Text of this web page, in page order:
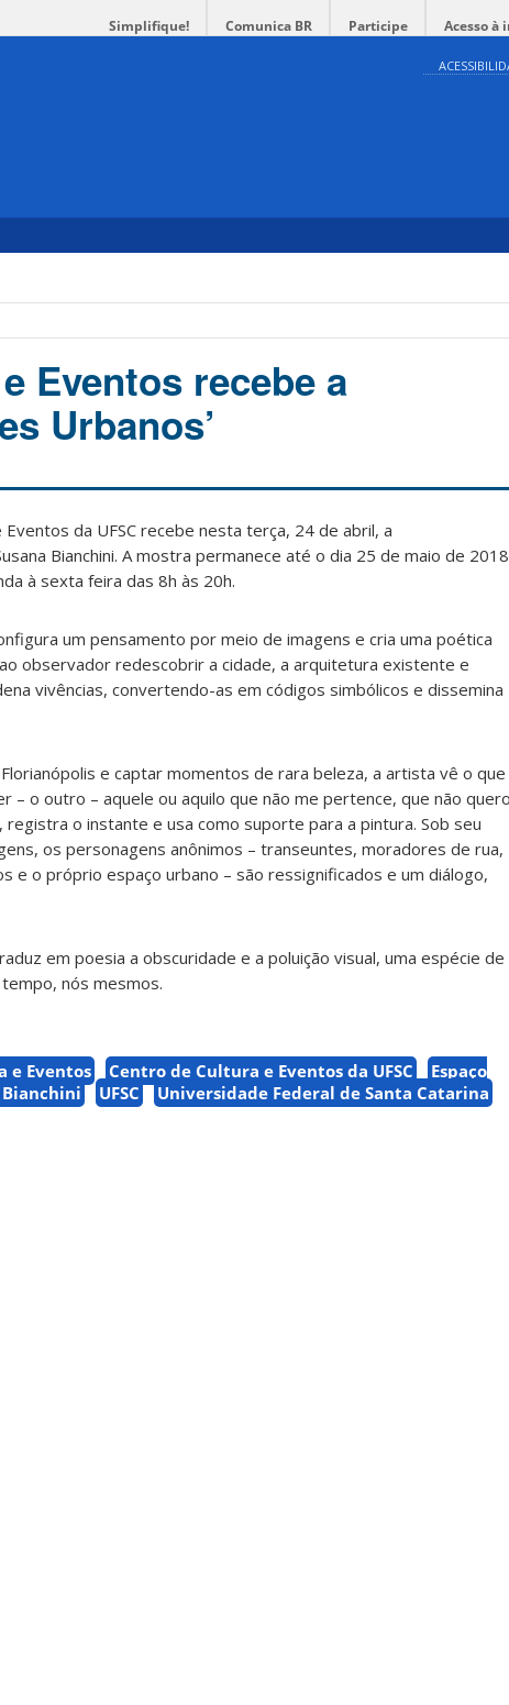
Simplifique! Comunica BR Participe Acesso à
Eventos recebe a
Urbanos’
da UFSC recebe nesta terça, 24 de abril, a
Bianchini. A mostra permanece até o dia 25 de maio de 2018
à sexta feira das 8h às 20h.
um pensamento por meio de imagens e cria uma poética
observador redescobrir a cidade, a arquitetura existente e
vivências, convertendo-as em códigos simbólicos e dissemina
e captar momentos de rara beleza, a artista vê o que
– o outro – aquele ou aquilo que não me pertence, que não quero
registra o instante e usa como suporte para a pintura. Sob seu
os personagens anônimos – transeuntes, moradores de rua,
e o próprio espaço urbano – são ressignificados e um diálogo,
em poesia a obscuridade e a poluição visual, uma espécie de
nós mesmos.
e Eventos Centro de Cultura e Eventos da UFSC
Espaço
Bianchini UFSC Universidade Federal de Santa Catarina